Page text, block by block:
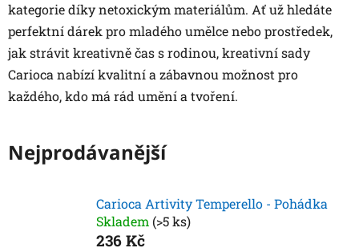
kategorie díky netoxickým materiálům. Ať už hledáte
perfektní dárek pro mladého umělce nebo prostředek,
jak strávit kreativně čas s rodinou, kreativní sady
Carioca nabízí kvalitní a zábavnou možnost pro
každého, kdo má rád umění a tvoření.
Nejprodávanější
Carioca Artivity Temperello - Pohádka
Skladem (>5 ks)
236 Kč